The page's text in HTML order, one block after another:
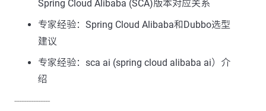
Spring Cloud Alibaba (SCA)版本对应关系
专家经验：Spring Cloud Alibaba和Dubbo选型
建议
专家经验：sca ai (spring cloud alibaba ai）介
绍
---------------